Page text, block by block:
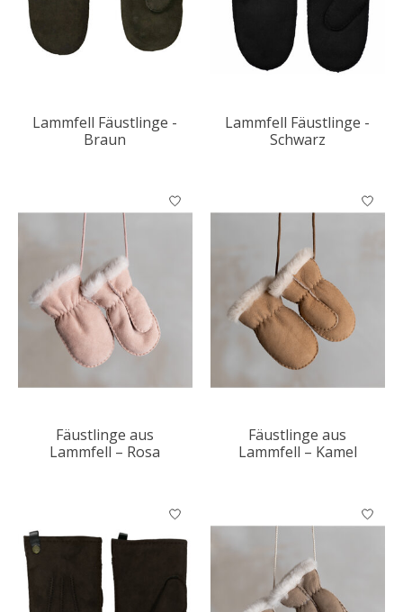
Lammfell Fäustlinge -
Braun
Lammfell Fäustlinge -
Schwarz
Fäustlinge aus
Lammfell – Rosa
Fäustlinge aus
Lammfell – Kamel